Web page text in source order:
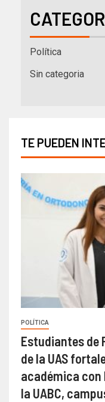
Política
Sin categoria
TE PUEDEN
POLÍTICA
Estudiantes de
de la UAS
académica
la UABC,